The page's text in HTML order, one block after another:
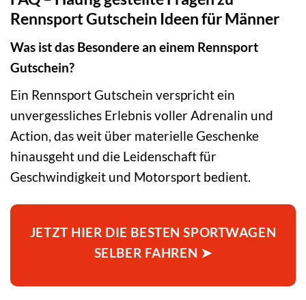
Rennsport Gutschein Ideen für Männer
Was ist das Besondere an einem Rennsport
Gutschein?
Ein Rennsport Gutschein verspricht ein
unvergessliches Erlebnis voller Adrenalin und
Action, das weit über materielle Geschenke
hinausgeht und die Leidenschaft für
Geschwindigkeit und Motorsport bedient.
JETZT HIER DIE BESTEN SPORTWAGEN
SELBER FAHREN ➤